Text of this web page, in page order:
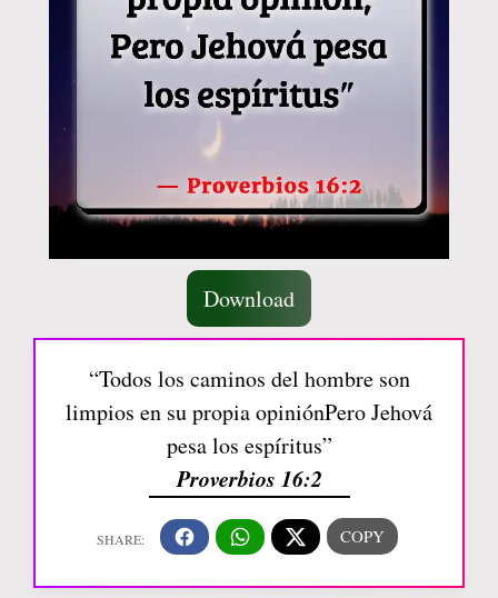
Download
“Todos los caminos del hombre son
limpios en su propia opiniónPero Jehová
pesa los espíritus”
Proverbios 16:2